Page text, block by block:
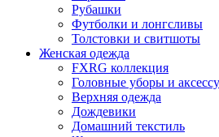
Рубашки
Футболки и лонгсливы
Толстовки и свитшоты
Женская одежда
FXRG коллекция
Головные уборы и
Верхняя одежда
Дождевики
Домашний текстиль